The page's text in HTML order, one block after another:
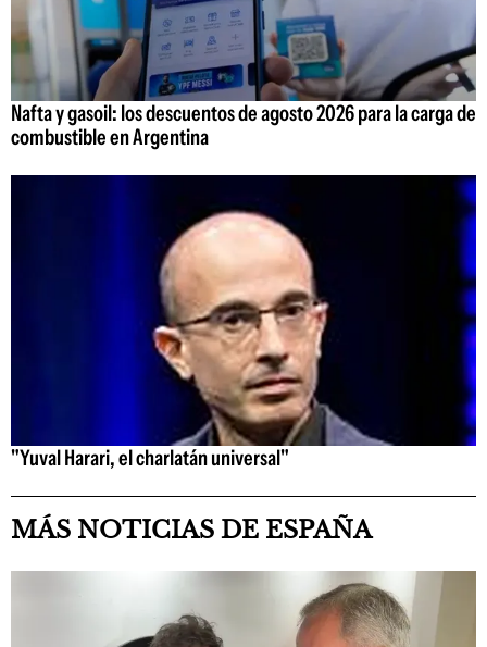
Nafta y gasoil: los descuentos de agosto 2026 para la carga de
combustible en Argentina
"Yuval Harari, el charlatán universal"
MÁS NOTICIAS DE ESPAÑA